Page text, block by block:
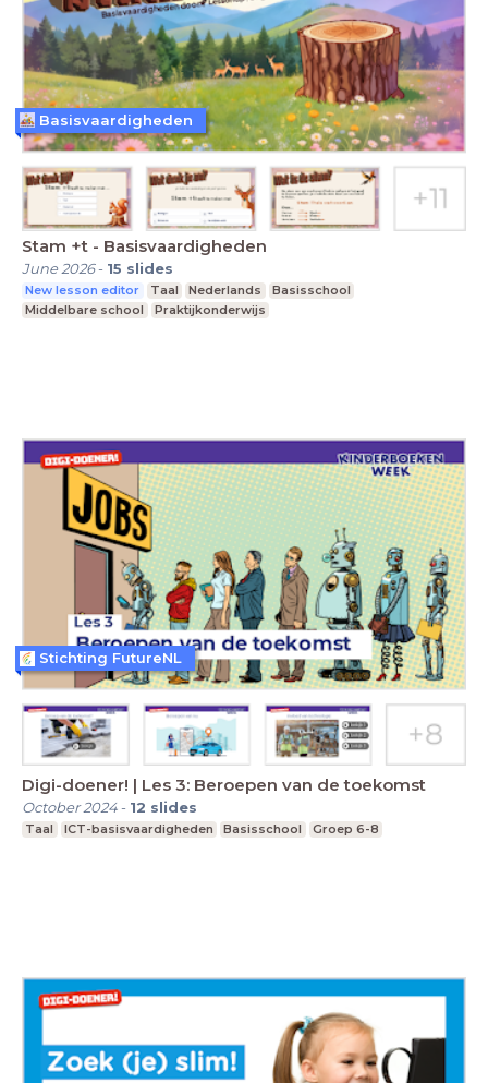
Stam +t - Basisvaardigheden
June 2026- 15 slides
New lesson editor Taal Nederlands
Basisschool
Middelbare school
Praktijkonderwijs
Basisvaardigheden
Digi-doener! | Les 3: Beroepen van de toekomst
October 2024- 12 slides
Taal ICT-basisvaardigheden Basisschool Groep 6-8
Stichting FutureNL